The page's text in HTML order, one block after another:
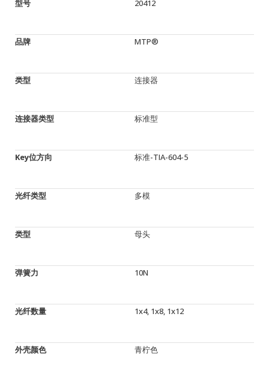
型号 20412
品牌 MTP®
类型 连接器
连接器类型 标准型
Key位方向 标准-TIA-604-5
光纤类型 多模
类型 母头
弹簧力 10N
光纤数量 1x4, 1x8, 1x12
外壳颜色 青柠色